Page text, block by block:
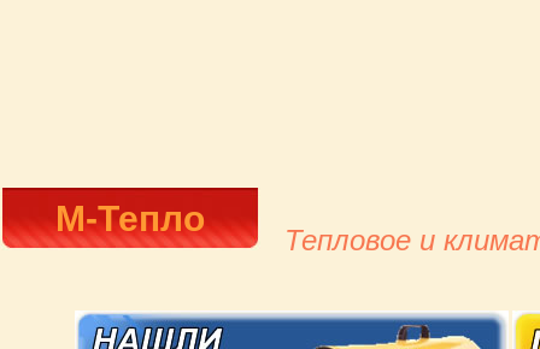
М-Тепло
Тепловое и